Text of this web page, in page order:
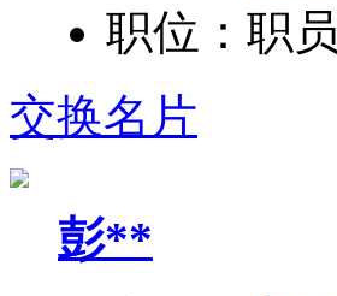
职位： 职员
交换名片
彭**